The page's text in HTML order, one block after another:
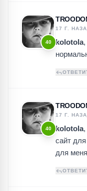
40
17 Г.
kolotola,
40
17 Г.
kolotola,
сайт
для